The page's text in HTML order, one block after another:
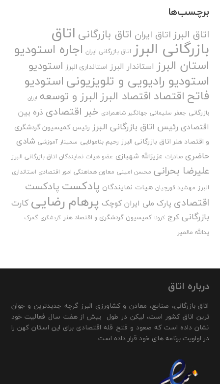
برچسب‌ها
اتاق البرز اتاق ایران اتاق بازرگانی اتاق
بازرگانی البرز اتاق بازرگانی ایران اجاره استودیو
استان البرز استاندار البرز استانداری البرز استودیو
استودیو رادیویی و تلویزیونیاستودیو
فاتح اقتصاد اقتصاد البرزالبرز و توسعه ایران
بازرگانی جعفر سلیمانی جهانگیر شاهمرادی خبر اقتصادی ذره بین
اقتصادی رئیس اتاق بازرگانی البرز رئیس کمیسیون گردشگری
و اقتصاد هنر اتاق بازرگانی البرز رحیم بنامولایی سمینار آموزشی شادی
حاضری صادرات عزیزالله شهبازی عضو هیات نمایندگان اتاق بازرگانی البرز
علیرضا بحرانی محسن امینی معاون هماهنگی امور اقتصادی استانداری
البرز مهشید قورچیان هیات نمایندگان پادکست پادکست
اقتصادی پارک ملی ایران کوچک پرهام رضایی کارت
بازرگانی کرج کرونا کمیسیون گردشگری و اقتصاد هنر گردشگری گمرک
یدالله مالمیر
درباره اتاق
اتاق بازرگانی، صنایع، معادن و کشاورزی البرز گرچه جدیدترین و جوان
ترین اتاق کشور است، لیکن در طول بیش از هفت سال فعالیت خود
نشان داده است که صعود و فتح قله اقتصادی برای این استان کهن را
در اولویت برنامه های خود قرار داده است.